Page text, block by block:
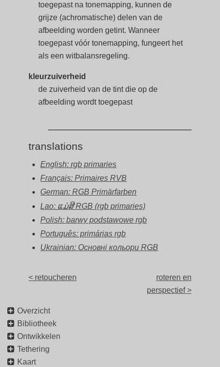
toegepast na tonemapping, kunnen de
grijze (achromatische) delen van de
afbeelding worden getint. Wanneer
toegepast vóór tonemapping, fungeert het
als een witbalansregeling.
kleurzuiverheid
de zuiverheid van de tint die op de
afbeelding wordt toegepast
translations
English: rgb primaries
Français: Primaires RVB
German: RGB Primärfarben
Lao: ແມ່ສີ RGB (rgb primaries)
Polish: barwy podstawowe rgb
Português: primárias rgb
Ukrainian: Основні кольори RGB
< retoucheren
roteren en
perspectief >
Overzicht
Bibliotheek
Ontwikkelen
Tethering
Kaart